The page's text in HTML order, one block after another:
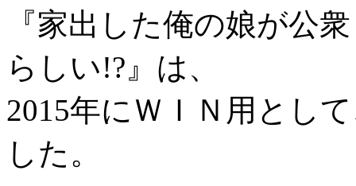
『家出した俺の娘が公
らしい!?』は、
2015年にＷＩＮ用とし
した。